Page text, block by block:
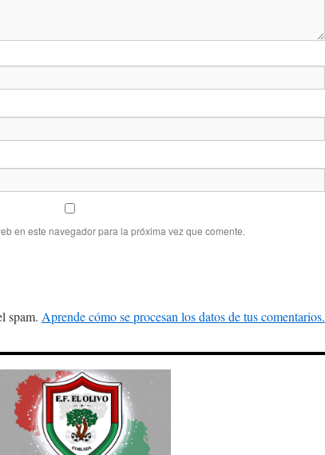
en este navegador para la próxima vez que comente.
spam. Aprende cómo se procesan los datos de tus comentarios.